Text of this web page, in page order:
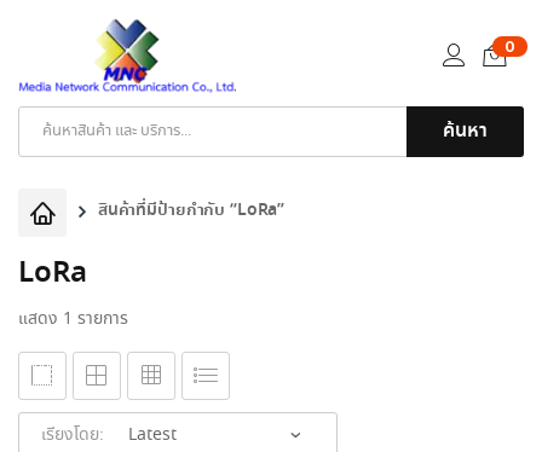
ค้นหา
0
สินค้าที่มีป้ายกำกับ “LoRa”
LoRa
แสดง 1 รายการ
เรียงโดย: